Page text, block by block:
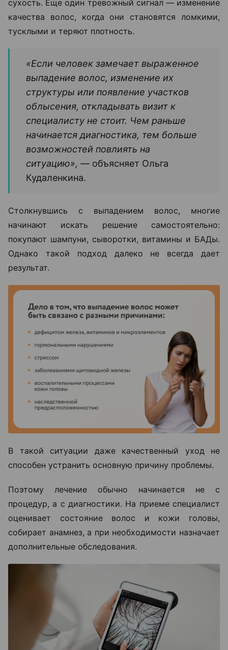
сухость. Еще один тревожный сигнал — изменение
качества волос, когда они становятся ломкими,
тусклыми и теряют плотность.
«Если человек замечает выраженное
выпадение волос, изменение их
структуры или появление участков
облысения, откладывать визит к
специалисту не стоит. Чем раньше
начинается диагностика, тем больше
возможностей повлиять на
ситуацию», — объясняет Ольга
Кудаленкина.
Столкнувшись с выпадением волос, многие
начинают искать решение самостоятельно:
покупают шампуни, сыворотки, витамины и БАДы.
Однако такой подход далеко не всегда дает
результат.
В такой ситуации даже качественный уход не
способен устранить основную причину проблемы.
Поэтому лечение обычно начинается не с
процедур, а с диагностики. На приеме специалист
оценивает состояние волос и кожи головы,
собирает анамнез, а при необходимости назначает
дополнительные обследования.